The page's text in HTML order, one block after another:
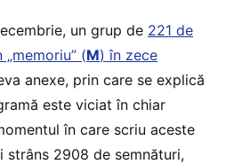
un grup de 221 de
(M) în zece
anexe, prin care se explică
este viciat în chiar
în care scriu aceste
strâns 2908 de semnături,